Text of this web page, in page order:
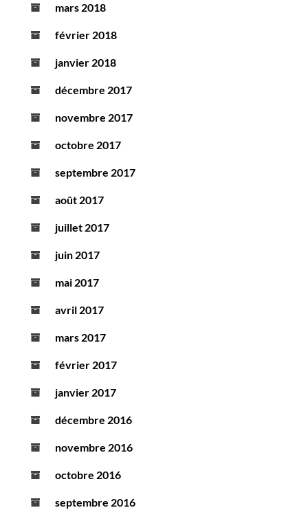
mars 2018
février 2018
janvier 2018
décembre 2017
novembre 2017
octobre 2017
septembre 2017
août 2017
juillet 2017
juin 2017
mai 2017
avril 2017
mars 2017
février 2017
janvier 2017
décembre 2016
novembre 2016
octobre 2016
septembre 2016